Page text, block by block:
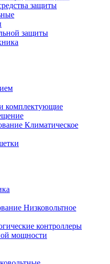
защиты
защиты
комплектующие
Климатическое
Низковольтное
контроллеры
мощности